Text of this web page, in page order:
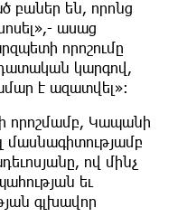
բաներ են, որոնց
ասաց
որոշումը
կարգով,
է ազատվել»։
որոշմամբ, Կապանի
մասնագիտությամբ
ով մինչ
եւ
գլխավոր